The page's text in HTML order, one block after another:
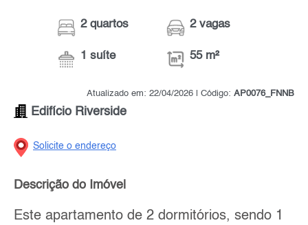
2 quartos
1 suíte
2 vagas
55 m²
Atualizado em: 22/04/2026 | Código: AP0076_FNNB
Edifício Riverside
Solicite o endereço
Descrição do Imóvel
Este apartamento de 2 dormitórios, sendo 1